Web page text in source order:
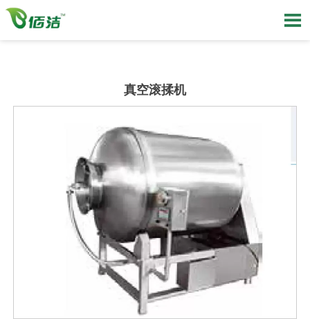

真空滚揉机